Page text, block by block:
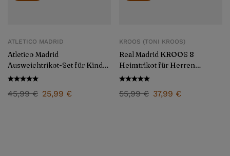
ATLETICO MADRID
Atletico Madrid
Ausweichtrikot-Set für Kinder
2024/25
45,99€ 25,99 €
KROOS (TONI KROOS)
Real Madrid KROOS 8
Heimtrikot für Herren
2024/25
55,99€ 37,99 €